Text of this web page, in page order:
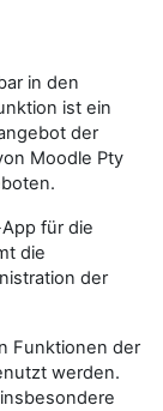
in den
ist ein
der
Moodle Pty
für die
die
der
Funktionen der
werden.